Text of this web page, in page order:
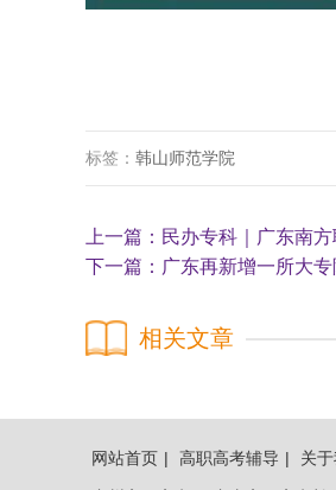
标签： 韩山师范学院
上一篇： 民办专科｜广东南
下一篇： 广东再新增一所大
相关文章
网站首页 | 高职高考辅导 | 关